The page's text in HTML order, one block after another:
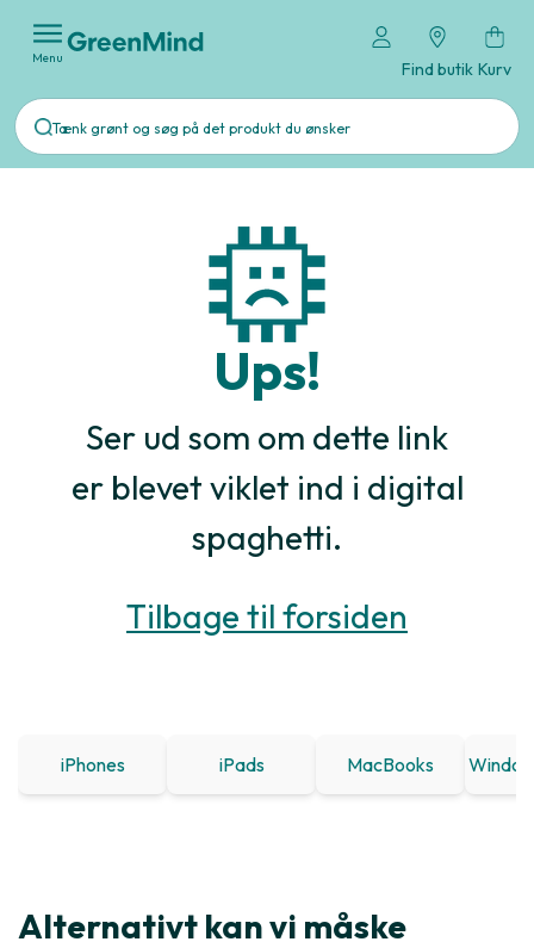
Menu
Find butik Kurv
Ups!
Ser ud som om dette link
er blevet viklet ind i digital
spaghetti.
Tilbage til forsiden
iPhones iPads MacBooks
Alternativt kan vi måske